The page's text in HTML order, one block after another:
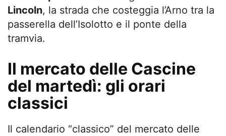
Lincoln, la strada che costeggia l’Arno tra la
passerella dell’Isolotto e il ponte della
tramvia.
Il mercato delle Cascine
del martedì: gli orari
classici
Il calendario “classico” del mercato delle